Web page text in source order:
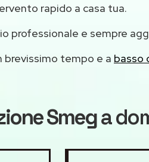
rapido a casa tua.
professionale e sempre
brevissimo tempo e a basso
Smega